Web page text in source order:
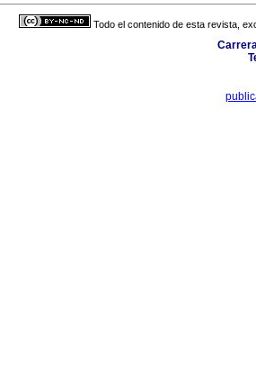
Todo el contenido de esta revista,